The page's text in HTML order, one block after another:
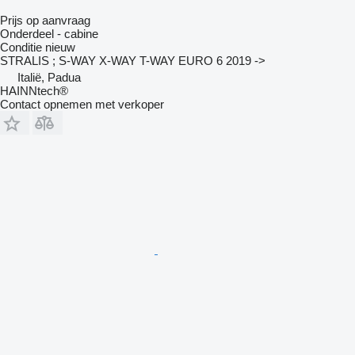
Prijs op aanvraag
Onderdeel - cabine
Conditie nieuw
STRALIS ; S-WAY X-WAY T-WAY EURO 6 2019 ->
Italië, Padua
HAINNtech®
Contact opnemen met verkoper